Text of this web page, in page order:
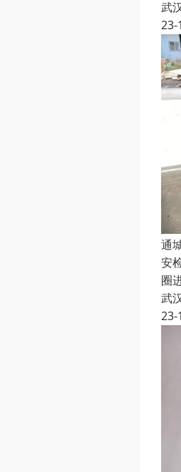
武
23-
通
安
圈
武
23-